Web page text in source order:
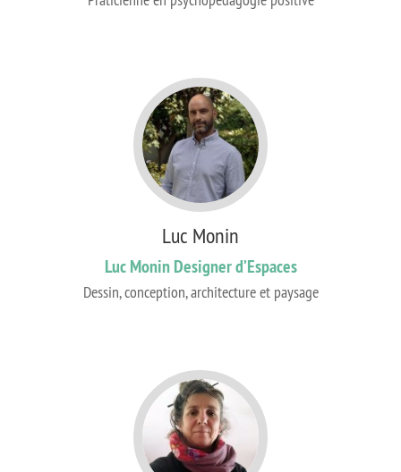
Luc Monin
Luc Monin Designer d’Espaces
Dessin, conception, architecture et paysage